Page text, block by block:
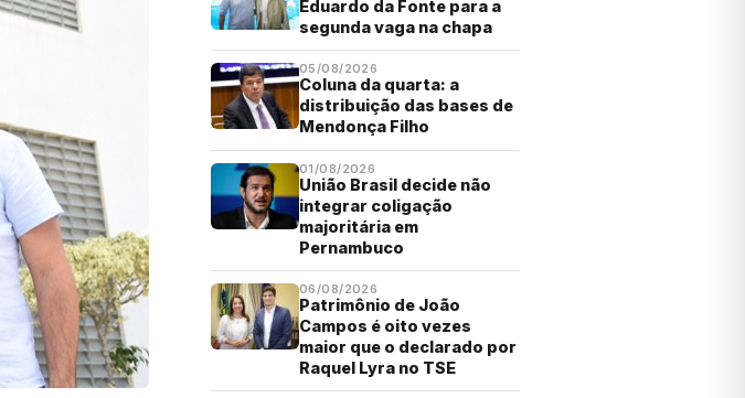
Eduardo da Fonte para a
segunda vaga na chapa
05/08/2026
Coluna da quarta: a
distribuição das bases de
Mendonça Filho
01/08/2026
União Brasil decide não
integrar coligação
majoritária em
Pernambuco
06/08/2026
Patrimônio de João
Campos é oito vezes
maior que o declarado por
Raquel Lyra no TSE